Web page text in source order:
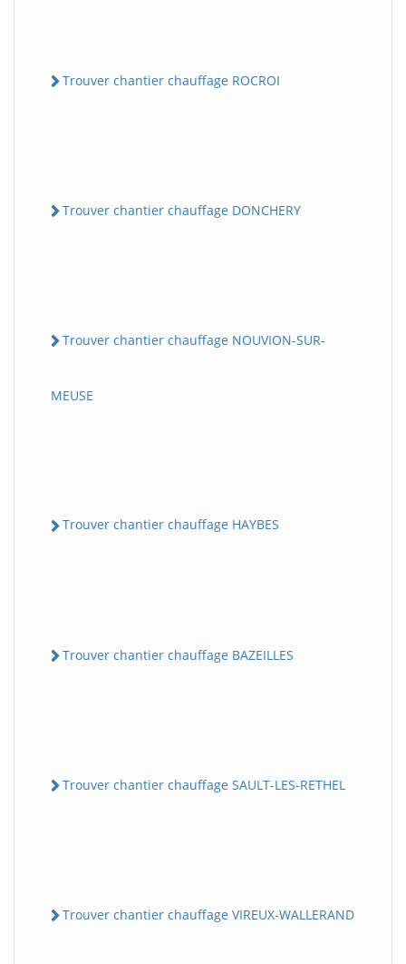
Trouver chantier chauffage ROCROI
Trouver chantier chauffage DONCHERY
Trouver chantier chauffage NOUVION-SUR-
MEUSE
Trouver chantier chauffage HAYBES
Trouver chantier chauffage BAZEILLES
Trouver chantier chauffage SAULT-LES-RETHEL
Trouver chantier chauffage VIREUX-WALLERAND